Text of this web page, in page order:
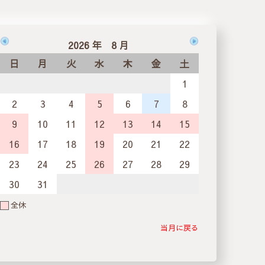
2026 年 8 月
日
月 火 水 木 金
土
1
2
3 4 5 6 7
8
9
10 11 12 13 14
15
16
17 18 19 20 21
22
23
24 25 26 27 28
29
30
31
全休
当月に戻る